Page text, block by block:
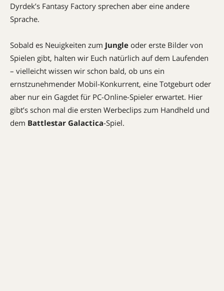
Dyrdek’s Fantasy Factory sprechen aber eine andere
Sprache.
Sobald es Neuigkeiten zum Jungle oder erste Bilder von
Spielen gibt, halten wir Euch natürlich auf dem Laufenden
– vielleicht wissen wir schon bald, ob uns ein
ernstzunehmender Mobil-Konkurrent, eine Totgeburt oder
aber nur ein Gagdet für PC-Online-Spieler erwartet. Hier
gibt’s schon mal die ersten Werbeclips zum Handheld und
dem Battlestar Galactica-Spiel.